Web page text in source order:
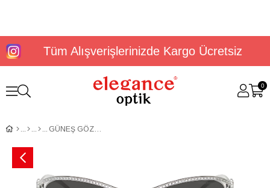
Tüm Alışverişlerinizde Kargo Ücretsiz
0
GÜNEŞ GÖZLÜĞÜ SWAROVSKİ SK7025 40018758